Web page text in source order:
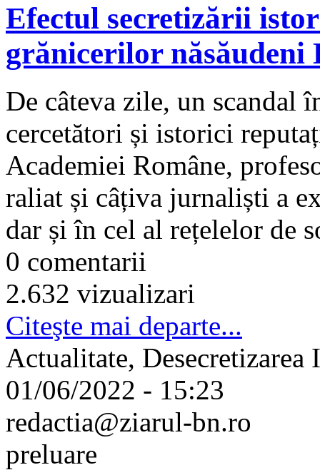
Efectul secretizării
grănicerilor năsăudeni
De câteva zile, un scandal
cercetători și istorici
Academiei Române,
raliat și câțiva jurnaliști a
dar și în cel al rețelelor de
0 comentarii
2.632 vizualizari
Citeşte mai departe...
Actualitate, Desecretizarea
01/06/2022 - 15:23
redactia@ziarul-bn.ro
preluare